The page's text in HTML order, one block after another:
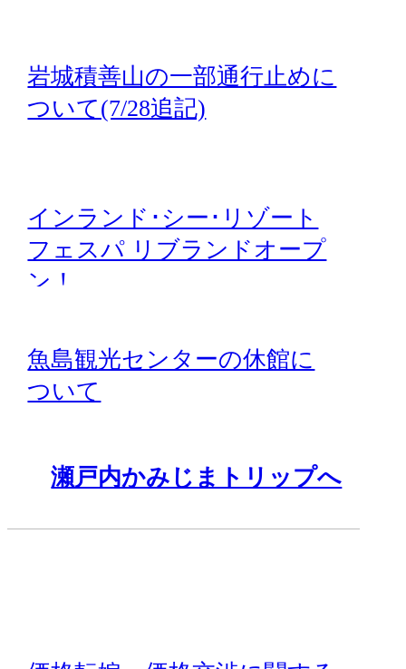
岩城積善山の一部通行止めに
ついて(7/28追記)
インランド･シー･リゾート
フェスパ リブランドオープ
ン！
魚島観光センターの休館に
ついて
瀬戸内かみじまトリップへ